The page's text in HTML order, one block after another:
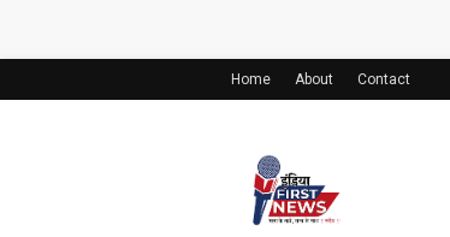
Home About Contact